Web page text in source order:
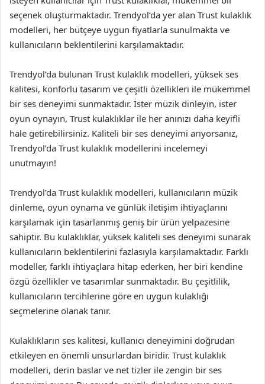
seçenek oluşturmaktadır. Trendyol’da yer alan Trust kulaklık
modelleri, her bütçeye uygun fiyatlarla sunulmakta ve
kullanıcıların beklentilerini karşılamaktadır.
Trendyol’da bulunan Trust kulaklık modelleri, yüksek ses
kalitesi, konforlu tasarım ve çeşitli özellikleri ile mükemmel
bir ses deneyimi sunmaktadır. İster müzik dinleyin, ister
oyun oynayın, Trust kulaklıklar ile her anınızı daha keyifli
hale getirebilirsiniz. Kaliteli bir ses deneyimi arıyorsanız,
Trendyol’da Trust kulaklık modellerini incelemeyi
unutmayın!
Trendyol’da Trust kulaklık modelleri, kullanıcıların müzik
dinleme, oyun oynama ve günlük iletişim ihtiyaçlarını
karşılamak için tasarlanmış geniş bir ürün yelpazesine
sahiptir. Bu kulaklıklar, yüksek kaliteli ses deneyimi sunarak
kullanıcıların beklentilerini fazlasıyla karşılamaktadır. Farklı
modeller, farklı ihtiyaçlara hitap ederken, her biri kendine
özgü özellikler ve tasarımlar sunmaktadır. Bu çeşitlilik,
kullanıcıların tercihlerine göre en uygun kulaklığı
seçmelerine olanak tanır.
Kulaklıkların ses kalitesi, kullanıcı deneyimini doğrudan
etkileyen en önemli unsurlardan biridir. Trust kulaklık
modelleri, derin baslar ve net tizler ile zengin bir ses